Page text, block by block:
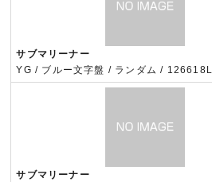
サブマリーナー
YG / ブルー文字盤 / ランダム /
サブマリーナー